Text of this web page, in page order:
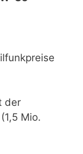
der
Mio.